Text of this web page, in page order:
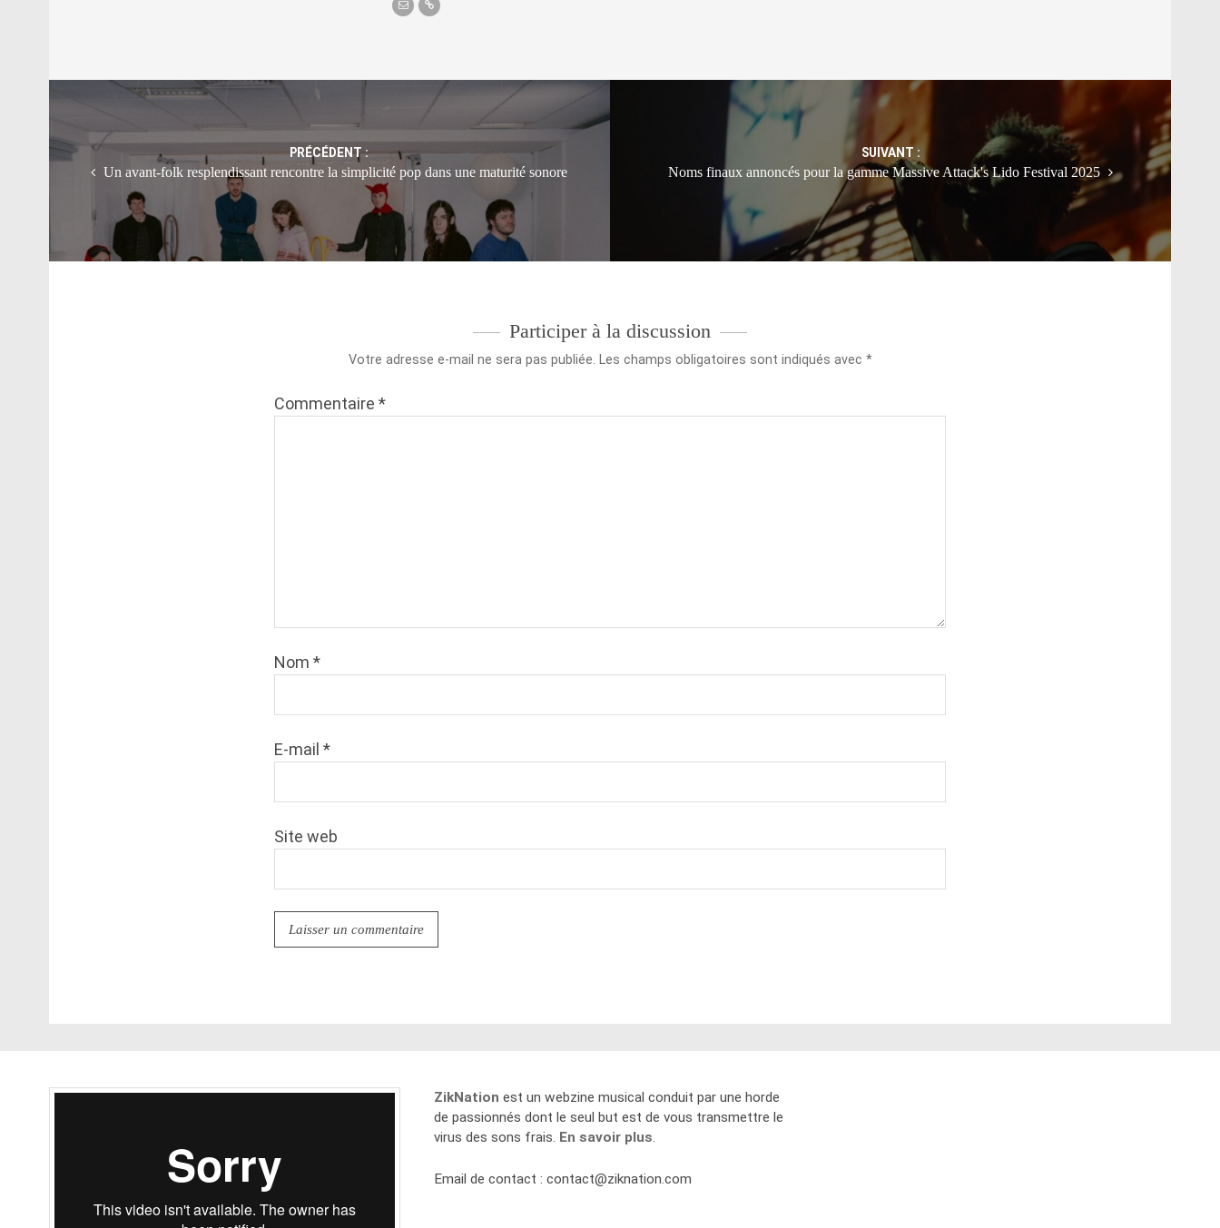
PRÉCÉDENT :
Un avant-folk resplendissant rencontre la simplicité pop dans une maturité sonore
SUIVANT :
Noms finaux annoncés pour la gamme Massive Attack's Lido Festival 2025
Participer à la discussion
Votre adresse e-mail ne sera pas publiée. Les champs obligatoires sont indiqués avec *
Commentaire *
Nom *
E-mail *
Site web
ZikNation est un webzine musical conduit par une horde
de passionnés dont le seul but est de vous transmettre le
virus des sons frais. En savoir plus.
Email de contact :contact@ziknation.com